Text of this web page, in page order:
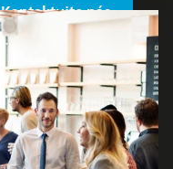
Kontaktujte nás